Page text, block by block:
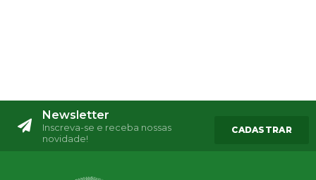
Newsletter
Inscreva-se e receba nossas
novidade!
CADASTRAR